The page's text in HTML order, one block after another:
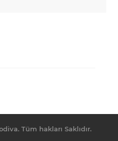
Tüm hakları Saklıdır.